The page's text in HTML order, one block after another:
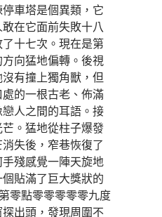
車塔是個異類，它
在它面前失敗十八
十七次。現在是第
向猛地偏轉。後視
有撞上獨角獸，但
的一根古老、佈滿
人之間的耳語。接
。猛地從柱子爆發
失後，窄巷恢復了
殘感覺一陣天旋地
貼滿了巨大獎狀的
零點零零零零零九度
出頭，發現周圍不